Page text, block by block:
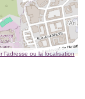
l’adresse ou la localisation